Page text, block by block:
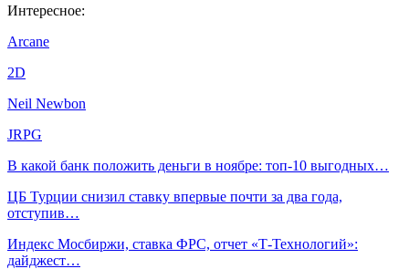
Интересное:
Arcane
2D
Neil Newbon
JRPG
В какой банк положить деньги в ноябре: топ-10 выгодных…
ЦБ Турции снизил ставку впервые почти за два года,
отступив…
Индекс Мосбиржи, ставка ФРС, отчет «Т-Технологий»:
дайджест…